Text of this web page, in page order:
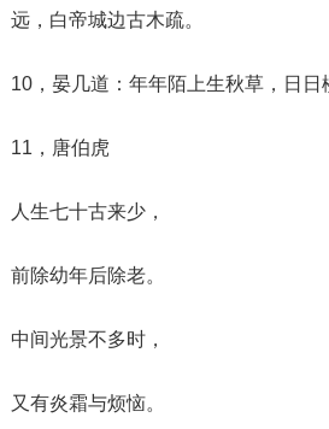
远，白帝城边古木疏。
10，晏几道：年年陌上生秋草，日日
11，唐伯虎
人生七十古来少，
前除幼年后除老。
中间光景不多时，
又有炎霜与烦恼。